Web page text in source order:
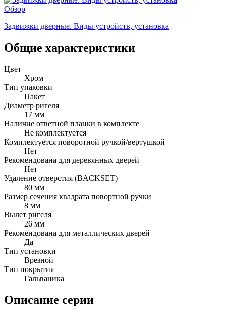
Обзор
Задвижки дверные. Виды устройств, установка
Общие характеристики
Цвет
Хром
Тип упаковки
Пакет
Диаметр ригеля
17 мм
Наличие ответной планки в комплекте
Не комплектуется
Комплектуется поворотной ручкой/вертушкой
Нет
Рекомендована для деревянных дверей
Нет
Удаление отверстия (BACKSET)
80 мм
Размер сечения квадрата повортной ручки
8 мм
Вылет ригеля
26 мм
Рекомендована для металлических дверей
Да
Тип установки
Врезной
Тип покрытия
Гальваника
Описание серии